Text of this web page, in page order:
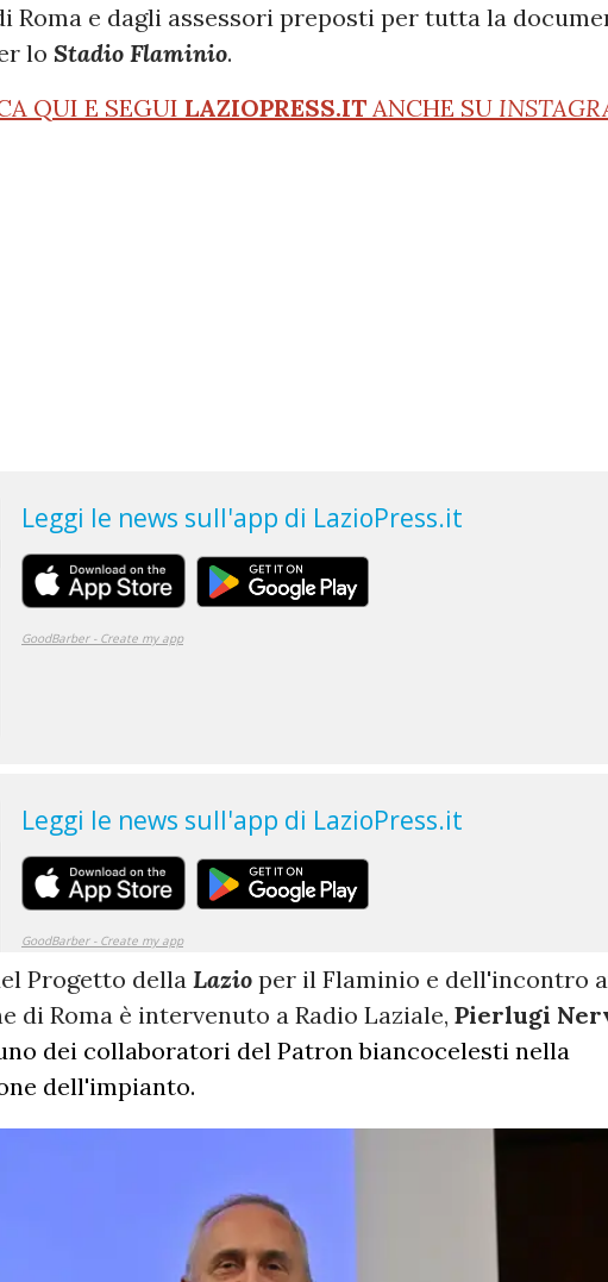
Roma e dagli assessori preposti per tutta la
lo Stadio Flaminio.
QUI E SEGUI LAZIOPRESS.IT ANCHE SU
Progetto della Lazio per il Flaminio e dell'incontro
di Roma è intervenuto a Radio Laziale, Pierlugi
dei collaboratori del Patron biancocelesti nella
dell'impianto.